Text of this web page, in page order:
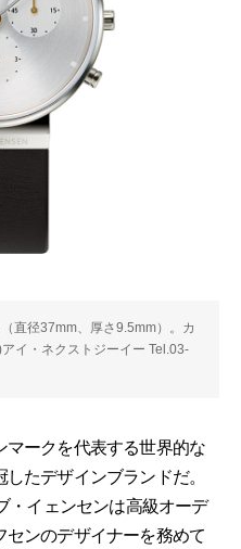
直径37mm、厚さ9.5mm）。カ
イ・ネクストジーイー Tel.03-
ークを代表する世界的な
たデザインブランドだ。
・イェンセンは高級オーデ
センのデザイナーを務めて